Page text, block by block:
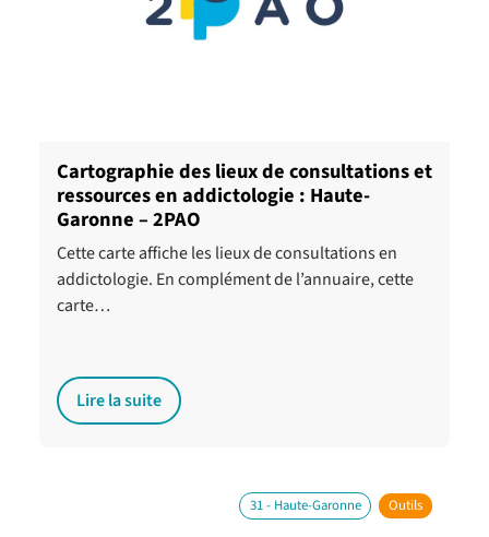
Cartographie des lieux de consultations et
ressources en addictologie : Haute-
Garonne – 2PAO
Cette carte affiche les lieux de consultations en
addictologie. En complément de l’annuaire, cette
carte…
Lire la suite
31 - Haute-Garonne Outils